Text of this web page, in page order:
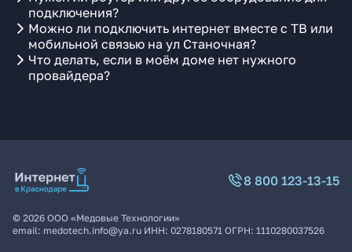
подключения?
Можно ли подключить интернет вместе с ТВ или
мобильной связью на ул Станочная?
Что делать, если в моём доме нет нужного
провайдера?
8 800 123-13-15
© 2026 ООО «Медовые Технологии»
email: medotech.info@ya.ru ИНН: 0278180571 ОГРН: 1110280037526